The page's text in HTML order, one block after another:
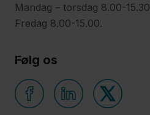
Mandag – torsdag 8.00-15.30
Fredag 8.00-15.00.
Følg os